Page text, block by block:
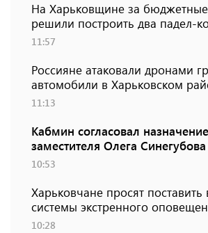
На Харьковщине за бюджетные
решили построить два падел-
11:57
Россияне атаковали дронами
автомобили в Харьковском
11:13
Кабмин согласовал
заместителя Олега Синегубова
10:53
Харьковчане просят поставить
системы экстренного
10:28